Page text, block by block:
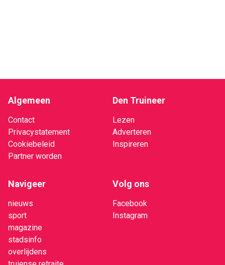
Algemeen
Contact
Privacystatement
Cookiebeleid
Partner worden
Den Truineer
Lezen
Adverteren
Inspireren
Navigeer
nieuws
sport
magazine
stadsinfo
overlijdens
Volg ons
Facebook
Instagram